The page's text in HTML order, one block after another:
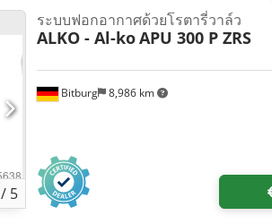
/ 5
Bitburg 8,986 km
ระบบฟอกอากาศด้วยโรตารี่วาล์ว
ALKO - Al-koAPU 300 P ZRS